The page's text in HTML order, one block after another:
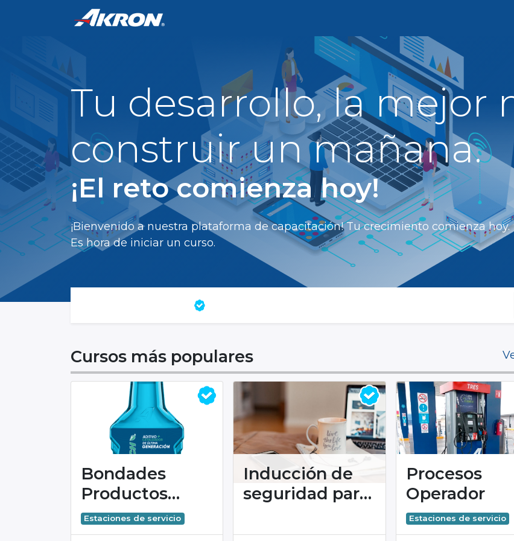
Tu desarrollo, la mejor
construir un mañana.
¡El reto comienza hoy!
¡Bienvenido a nuestra plataforma de capacitación! Tu crecimiento comienza hoy.
Es hora de iniciar un curso.
Cursos más populares
Bondades
Productos
AKRON
Estaciones de servicio
Inducción de
seguridad para
(Tultitlán)
Procesos
Operador
Estaciones de servicio